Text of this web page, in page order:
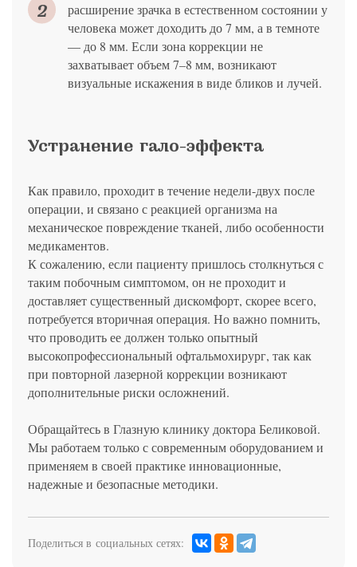
расширение зрачка в естественном состоянии у
человека может доходить до 7 мм, а в темноте
— до 8 мм. Если зона коррекции не
захватывает объем 7–8 мм, возникают
визуальные искажения в виде бликов и лучей.
Устранение гало-эффекта
Как правило, проходит в течение недели-двух после
операции, и связано с реакцией организма на
механическое повреждение тканей, либо особенности
медикаментов.
К сожалению, если пациенту пришлось столкнуться с
таким побочным симптомом, он не проходит и
доставляет существенный дискомфорт, скорее всего,
потребуется вторичная операция. Но важно помнить,
что проводить ее должен только опытный
высокопрофессиональный офтальмохирург, так как
при повторной лазерной коррекции возникают
дополнительные риски осложнений.
Обращайтесь в Глазную клинику доктора Беликовой.
Мы работаем только с современным оборудованием и
применяем в своей практике инновационные,
надежные и безопасные методики.
Поделиться в социальных сетях: